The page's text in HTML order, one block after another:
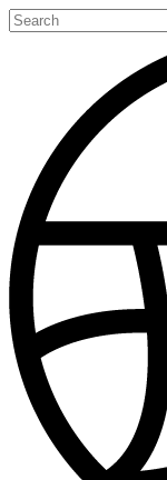
Skip
to